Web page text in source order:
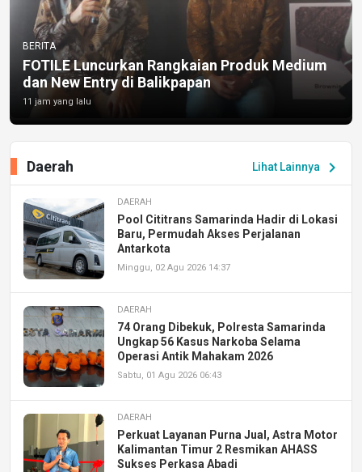
BERITA
FOTILE Luncurkan Rangkaian Produk Medium
dan New Entry di Balikpapan
11 jam yang lalu
Lihat Lainnya chevron_right
Daerah
DAERAH
Pool Cititrans Samarinda Hadir di Lokasi
Baru, Permudah Akses Perjalanan
Antarkota
Minggu, 02 Agu 2026 14:37
DAERAH
74 Orang Dibekuk, Polresta Samarinda
Ungkap 56 Kasus Narkoba Selama
Operasi Antik Mahakam 2026
Sabtu, 01 Agu 2026 06:43
DAERAH
Perkuat Layanan Purna Jual, Astra Motor
Kalimantan Timur 2 Resmikan AHASS
Sukses Perkasa Abadi